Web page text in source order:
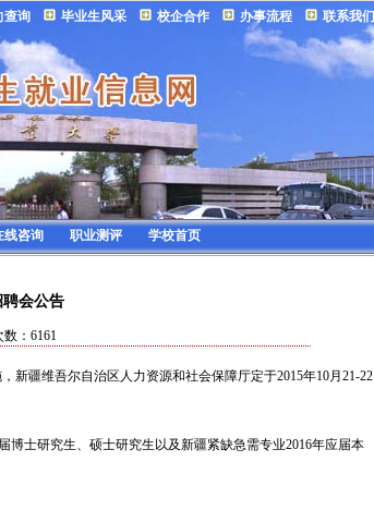
查询 毕业生风采 校企合作 办事流程 联系我们
线咨询 职业测评 学校首页
会公告
：6161
疆维吾尔自治区人力资源和社会保障厅定于2015年10月21-22
博士研究生、硕士研究生以及新疆紧缺急需专业2016年应届本